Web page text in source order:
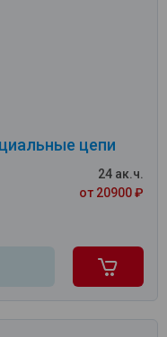
цепи
24 ак.ч.
от 20900 ₽